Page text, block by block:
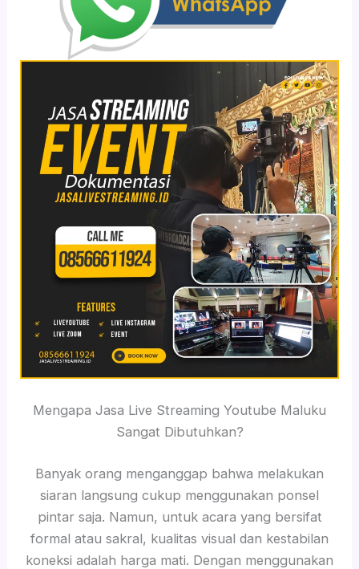
Mengapa Jasa Live Streaming Youtube Maluku
Sangat Dibutuhkan?
Banyak orang menganggap bahwa melakukan
siaran langsung cukup menggunakan ponsel
pintar saja. Namun, untuk acara yang bersifat
formal atau sakral, kualitas visual dan kestabilan
koneksi adalah harga mati. Dengan menggunakan